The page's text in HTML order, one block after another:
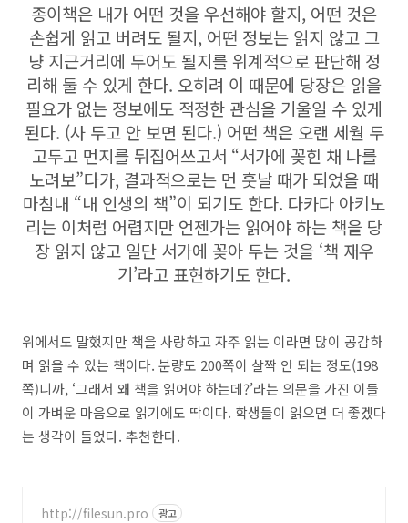
종이책은 내가 어떤 것을 우선해야 할지, 어떤 것은
손쉽게 읽고 버려도 될지, 어떤 정보는 읽지 않고 그
냥 지근거리에 두어도 될지를 위계적으로 판단해 정
리해 둘 수 있게 한다. 오히려 이 때문에 당장은 읽을
필요가 없는 정보에도 적정한 관심을 기울일 수 있게
된다. (사 두고 안 보면 된다.) 어떤 책은 오랜 세월 두
고두고 먼지를 뒤집어쓰고서 “서가에 꽂힌 채 나를
노려보”다가, 결과적으로는 먼 훗날 때가 되었을 때
마침내 “내 인생의 책”이 되기도 한다. 다카다 아키노
리는 이처럼 어렵지만 언젠가는 읽어야 하는 책을 당
장 읽지 않고 일단 서가에 꽂아 두는 것을 ‘책 재우
기’라고 표현하기도 한다.
위에서도 말했지만 책을 사랑하고 자주 읽는 이라면 많이 공감하
며 읽을 수 있는 책이다. 분량도 200쪽이 살짝 안 되는 정도(198
쪽)니까, ‘그래서 왜 책을 읽어야 하는데?’라는 의문을 가진 이들
이 가벼운 마음으로 읽기에도 딱이다. 학생들이 읽으면 더 좋겠다
는 생각이 들었다. 추천한다.
http://filesun.pro 광고